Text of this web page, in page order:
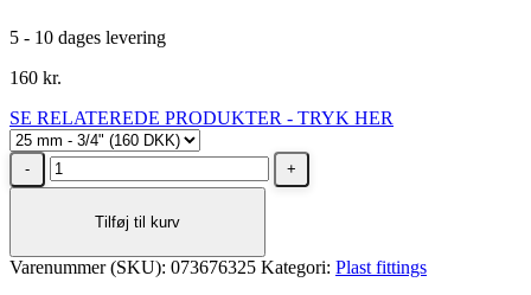
5 - 10 dages levering
160 kr.
SE RELATEREDE PRODUKTER - TRYK HER
GF
IJOINT
PEM
Tilføj til kurv
Varenummer (SKU): 073676325 Kategori: Plast fittings